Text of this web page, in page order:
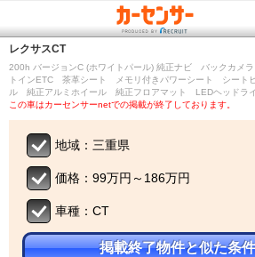
レクサスCT
200h バージョンC (ホワイトパール) 純正ナビ バックカ
トインETC 茶革シート メモリ付きパワーシート シート
ル 純正アルミホイール 純正フロアマット LEDヘッドラ
この車はカーセンサーnetでの掲載が終了しております。
地域：三重県
価格：99万円～186万円
車種：CT
掲載終了物件と似た条